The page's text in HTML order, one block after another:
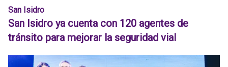
San Isidro
San Isidro ya cuenta con 120 agentes de
tránsito para mejorar la seguridad vial